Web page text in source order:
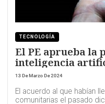
TECNOLOGÍA
El PE aprueba la
inteligencia
13 De Marzo De 2024
El acuerdo al que habían
comunitarias el pasado